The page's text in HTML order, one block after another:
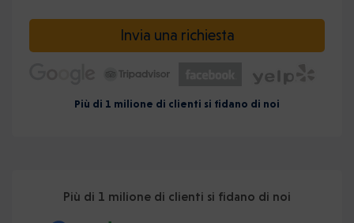
Invia una richiesta
Più di 1 milione di clienti si fidano di noi
Più di 1 milione di clienti si fidano di noi